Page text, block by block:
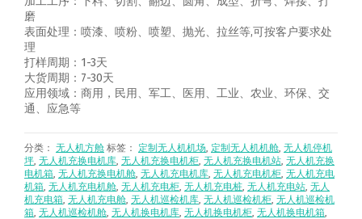
磨
表面处理：喷漆、喷粉、喷塑、抛光、拉丝等,可按客户要求处
理
打样周期：1-3天
大货周期：7-30天
应用领域：商用，民用、军工、医用、工业、农业、环保、交
通、应急等
分类： 无人机方舱 标签： 定制无人机机场, 定制无人机机舱, 无人机停机
坪, 无人机充换电机库, 无人机充换电机柜, 无人机充换电机站, 无人机充换
电机箱, 无人机充换电机舱, 无人机充电机库, 无人机充电机柜, 无人机充电
机箱, 无人机充电机舱, 无人机充电柜, 无人机充电桩, 无人机充电站, 无人
机充电箱, 无人机充电舱, 无人机巡检机库, 无人机巡检机柜, 无人机巡检机
箱, 无人机巡检机舱, 无人机换电机库, 无人机换电机柜, 无人机换电机箱,